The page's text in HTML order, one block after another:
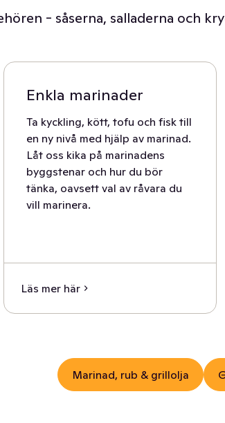
- såserna, salladerna och
Enkla marinader
Ta kyckling, kött, tofu och fisk till
en ny nivå med hjälp av marinad.
Låt oss kika på marinadens
byggstenar och hur du bör
tänka, oavsett val av råvara du
vill marinera.
Läs mer här
Marinad, rub & grillolja